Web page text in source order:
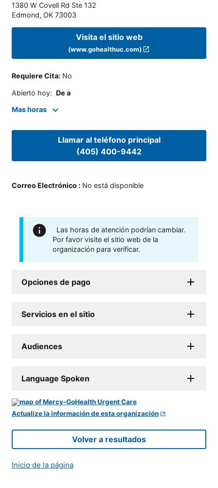
1380 W Covell Rd Ste 132
Edmond, OK 73003
Visita el sitio web
(www.gohealthuc.com)
Requiere Cita: No
Abierto hoy: De a
Mas horas
Llamar al teléfono principal
(405) 400-9442
Correo Electrónico : No está disponible
Las horas de atención podrían cambiar.
Por favor visite el sitio web de la
organización para verificar.
Opciones de pago
Servicios en el sitio
Audiences
Language Spoken
Actualize la información de esta organización
Volver a resultados
Inicio de la página